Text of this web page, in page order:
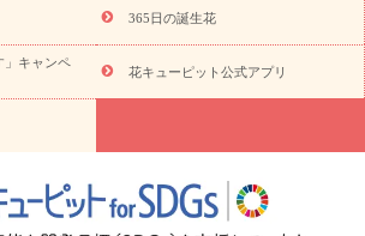
トルコキキョウ
3000円～ お祝い・4000円～
お祝い・
7000円～ お祝い・ 10000円～
お供え・お
み・
祝いのマナー
お祝いを贈るときのマナー・
ットのお祝いコラム一覧
誕生日のお花を「色
365日の誕生花
」キャンペ
花キューピット公式アプリ